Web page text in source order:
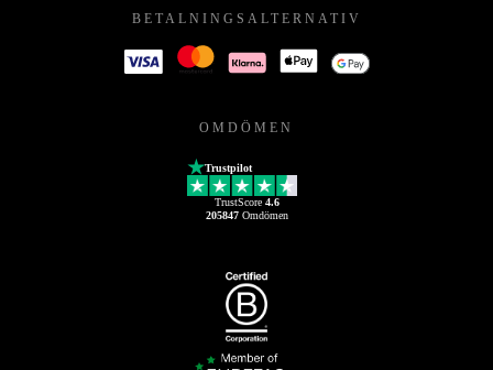
BETALNINGSALTERNATIV
OMDÖMEN
Trustpilot
TrustScore 4.6
205847Omdömen